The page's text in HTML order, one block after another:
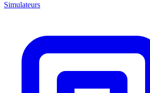
Simulateurs